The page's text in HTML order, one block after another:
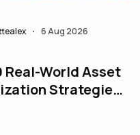
• 6 Aug 2026
Real-World Asset
Strategies